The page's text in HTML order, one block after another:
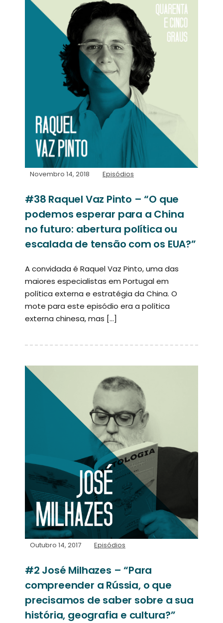
Novembro 14, 2018 Episódios
#38 Raquel Vaz Pinto – “O que
podemos esperar para a China
no futuro: abertura política ou
escalada de tensão com os EUA?”
A convidada é Raquel Vaz Pinto, uma das
maiores especialistas em Portugal em
política externa e estratégia da China. O
mote para este episódio era a política
externa chinesa, mas […]
Outubro 14, 2017 Episódios
#2 José Milhazes – “Para
compreender a Rússia, o que
precisamos de saber sobre a sua
história, geografia e cultura?”